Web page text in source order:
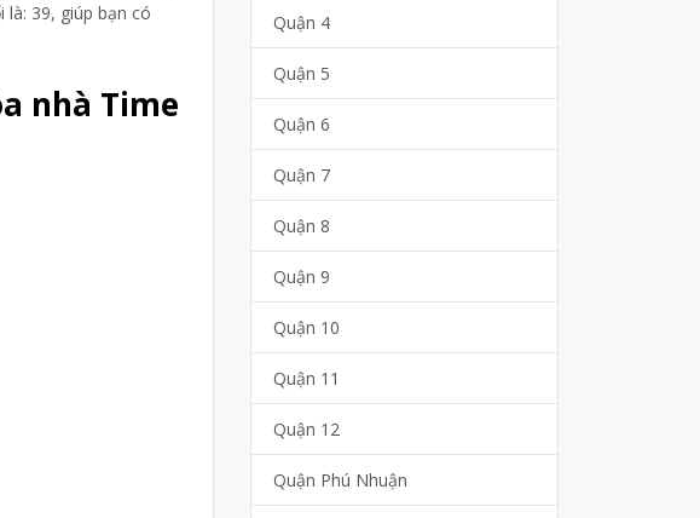
39, giúp bạn có
nhà Time
Quận 4
Quận 5
Quận 6
Quận 7
Quận 8
Quận 9
Quận 10
Quận 11
Quận 12
Quận Phú Nhuận